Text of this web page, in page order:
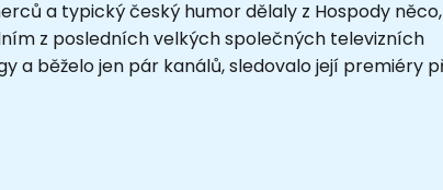
a typický český humor dělaly z Hospody
z posledních velkých společných televizních
a běželo jen pár kanálů, sledovalo její premiéry